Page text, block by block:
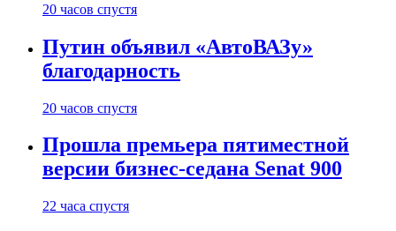
20 часов спустя
Путин объявил «АвтоВАЗу»
благодарность
20 часов спустя
Прошла премьера пятиместной
версии бизнес-седана Senat 900
22 часа спустя